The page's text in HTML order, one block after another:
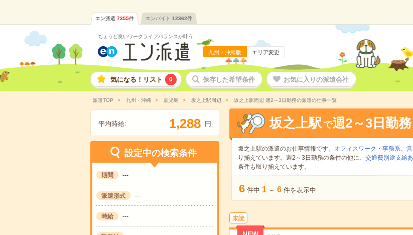
エン派遣 7355件 エンバイト 12362件
ちょうど良いワークライフバランスが叶う
九州・沖縄版 エリア変更
気になる！リスト 0 保存した希望条件 お気に入りの派遣会社
派遣TOP 九州・沖縄 鹿児島 坂之上駅周辺 坂之上駅周辺 週2～3日勤務の派遣の仕事一覧
平均時給: 1,288 円
設定中の検索条件
期間 ---
派遣形式 ---
時給 ---
坂之上駅 で週2～3日勤務
坂之上駅の派遣のお仕事情報です。 オフィスワーク・事務系、
り揃えています。週2～3日勤務の条件の他に、 交通費別途支給
条件も取り揃えています。
6 件中 1 ～ 6 件を表示中
未読